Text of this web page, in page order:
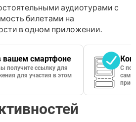
аудиотурами с
билетами на
в одном приложении.
вашем смартфоне
получите ссылку для
для участия в этом
С
сами